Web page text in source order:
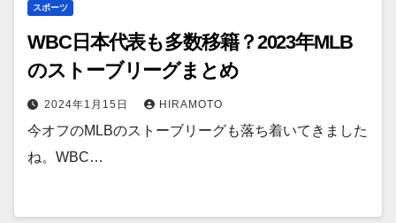
スポーツ
WBC日本代表も多数移籍？2023年MLB
のストーブリーグまとめ
2024年1月15日 HIRAMOTO
今オフのMLBのストーブリーグも落ち着いてきました
ね。WBC…